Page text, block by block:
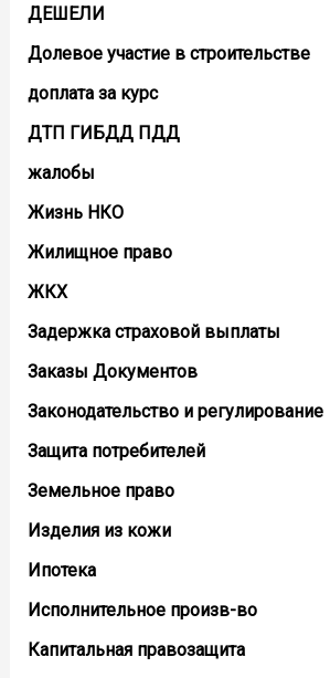
ДЕШЕЛИ
Долевое участие в строительстве
доплата за курс
ДТП ГИБДД ПДД
жалобы
Жизнь НКО
Жилищное право
ЖКХ
Задержка страховой выплаты
Заказы Документов
Законодательство и регулирование
Защита потребителей
Земельное право
Изделия из кожи
Ипотека
Исполнительное произв-во
Капитальная правозащита